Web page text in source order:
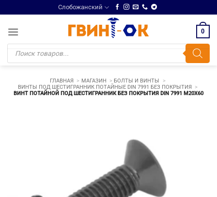
to
content
Слобожанский
0
Поиск
товаров
ГЛАВНАЯ МАГАЗИН
БОЛТЫ И ВИНТЫ
ВИНТЫ ПОД ШЕСТИГРАННИК ПОТАЙНЫЕ DIN 7991 БЕЗ ПОКРЫТИЯ
ВИНТ ПОТАЙНОЙ ПОД ШЕСТИГРАННИК БЕЗ ПОКРЫТИЯ DIN 7991 М20Х60